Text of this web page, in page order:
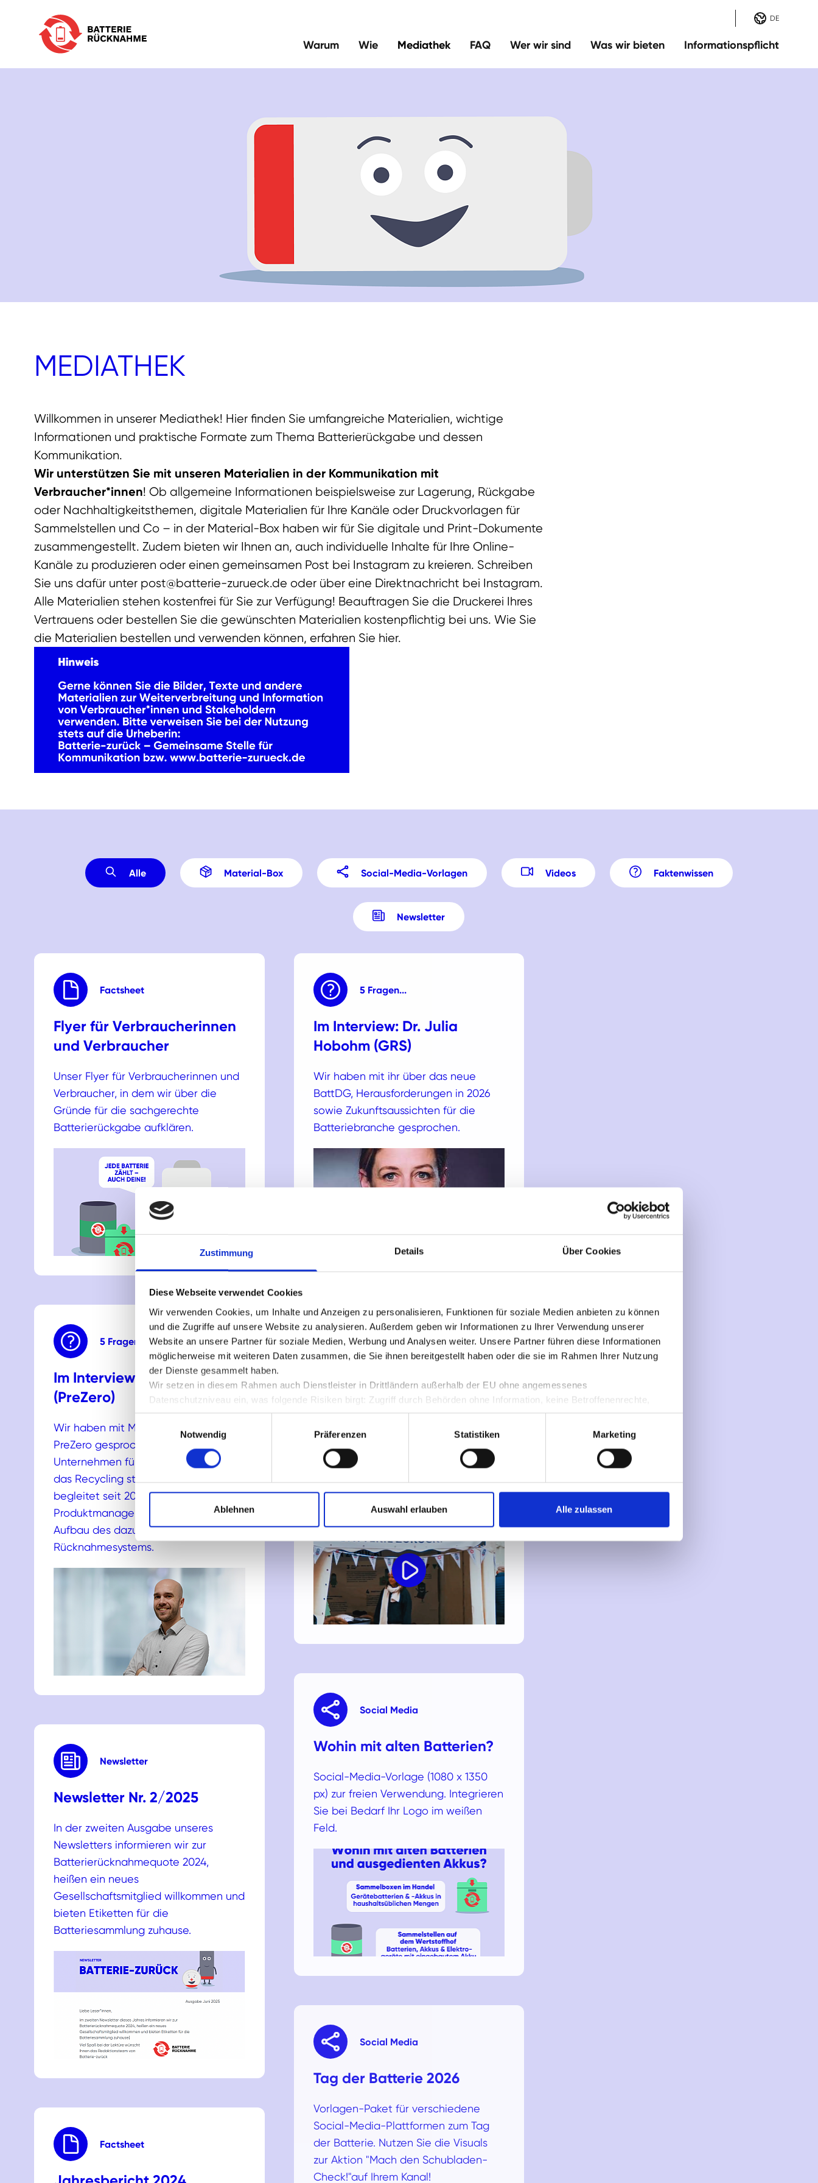
Zustimmung Details Über Cookies
Diese Webseite verwendet Cookies
Wir verwenden Cookies, um Inhalte und Anzeigen zu personalisieren, Funktionen für soziale Medien anbieten zu können
und die Zugriffe auf unsere Website zu analysieren. Außerdem geben wir Informationen zu Ihrer Verwendung unserer
Website an unsere Partner für soziale Medien, Werbung und Analysen weiter. Unsere Partner führen diese Informationen
möglicherweise mit weiteren Daten zusammen, die Sie ihnen bereitgestellt haben oder die sie im Rahmen Ihrer Nutzung
der Dienste gesammelt haben.
Wir setzen in diesem Rahmen auch Dienstleister in Drittländern außerhalb der EU ohne angemessenes
Datenschutzniveau ein, was folgende Risiken birgt: Zugriff durch Behörden ohne Information, keine Betroffenenrechte,
keine Rechtsmittel, Kontrollverlust.
Notwendig
Präferenzen Statistiken Marketing
Ablehnen Auswahl erlauben Alle zulassen
DE
Warum Wie Mediathek FAQ Wer wir sind Was wir bieten Informationspflicht
MEDIATHEK
Willkommen in unserer Mediathek! Hier finden Sie umfangreiche Materialien, wichtige
Informationen und praktische Formate zum Thema Batterierückgabe und dessen
Kommunikation.
Wir unterstützen Sie mit unseren Materialien in der Kommunikation mit
Verbraucher*innen! Ob allgemeine Informationen beispielsweise zur Lagerung, Rückgabe
oder Nachhaltigkeitsthemen, digitale Materialien für Ihre Kanäle oder Druckvorlagen für
Sammelstellen und Co – in der Material-Box haben wir für Sie digitale und Print-Dokumente
zusammengestellt. Zudem bieten wir Ihnen an, auch individuelle Inhalte für Ihre Online-
Kanäle zu produzieren oder einen gemeinsamen Post bei Instagram zu kreieren. Schreiben
Sie uns dafür unter post@batterie-zurueck.de oder über eine Direktnachricht bei Instagram.
Alle Materialien stehen kostenfrei für Sie zur Verfügung! Beauftragen Sie die Druckerei Ihres
Vertrauens oder bestellen Sie die gewünschten Materialien kostenpflichtig bei uns. Wie Sie
die Materialien bestellen und verwenden können, erfahren Sie hier.
Alle Material-Box Social-Media-Vorlagen Videos Faktenwissen
Newsletter
Factsheet
Flyer für Verbraucherinnen
und Verbraucher
Unser Flyer für Verbraucherinnen und
Verbraucher, in dem wir über die
Gründe für die sachgerechte
Batterierückgabe aufklären.
5 Fragen...
Im Interview: Mario Schäfer
(PreZero)
Wir haben mit Mario Schäfer von
PreZero gesprochen, warum sich das
Unternehmen für die Rücknahme und
das Recycling stark macht. Er
begleitet seit 2023 als
Produktmanager Batterien den
Aufbau des dazugehörigen
Rücknahmesystems.
Newsletter
Newsletter Nr. 2/2025
In der zweiten Ausgabe unseres
Newsletters informieren wir zur
Batterierücknahmequote 2024,
heißen ein neues
Gesellschaftsmitglied willkommen und
bieten Etiketten für die
Batteriesammlung zuhause.
Factsheet
5 Fragen...
Im Interview: Dr. Julia
Hobohm (GRS)
Wir haben mit ihr über das neue
BattDG, Herausforderungen in 2026
sowie Zukunftsaussichten für die
Batteriebranche gesprochen.
Video
Batterie-zurück stellt sich
vor
Was sind unsere Aufgaben? Schauen
Vorstellungsvideo an.
Social Media
Wohin mit alten Batterien?
Social-Media-Vorlage (1080 x 1350
px) zur freien Verwendung. Integrieren
Sie bei Bedarf Ihr Logo im weißen
Feld.
Social Media
Tag der Batterie 2026
Vorlagen-Paket für verschiedene
Social-Media-Plattformen zum Tag
der Batterie. Nutzen Sie die Visuals
zur Aktion "Mach den Schubladen-
Check!"auf Ihrem Kanal!
Fachdialog 2023
„Gemeinsame
Kommunikation effektiv